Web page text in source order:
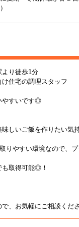
より徒歩1分
住宅の調理スタッフ
やすいです◎
味しいご飯を作りたい気
りやすい環境なので、
も取得可能◎！
、お気軽にご相談くだ